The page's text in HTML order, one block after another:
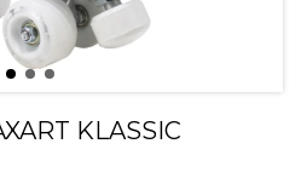
KLASSIC